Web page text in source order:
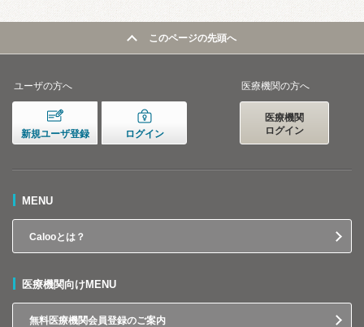
このページの先頭へ
ユーザの方へ
新規ユーザ登録 ログイン
医療機関の方へ
医療機関
ログイン
MENU
Calooとは？
医療機関向けMENU
無料医療機関会員登録のご案内